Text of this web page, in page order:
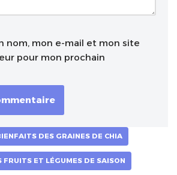
nom, mon e-mail et mon site
pour mon prochain
DES GRAINES DE CHIA
FRUITS ET LÉGUMES DE SAISON